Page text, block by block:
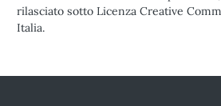
rilasciato sotto Licenza Creative
Italia.